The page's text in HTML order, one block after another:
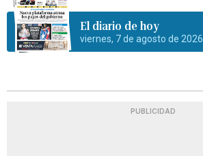
El diario de hoy
viernes, 7 de agosto de 2026
PUBLICIDAD